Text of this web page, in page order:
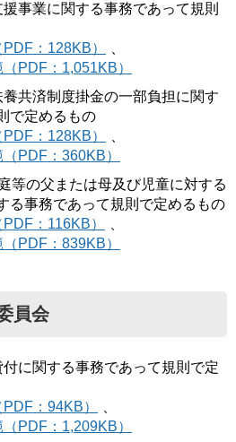
事業に関する事務であって規則
：128KB）
、
PDF：1,051KB）
共済制度掛金の一部負担に関す
で定めるもの
：128KB）
PDF：360KB）
等の父または母及び児童に対する
る事務であって規則で定めるもの
：116KB）
PDF：839KB）
員会
に関する事務であって規則で定
：94KB）
PDF：1,209KB）